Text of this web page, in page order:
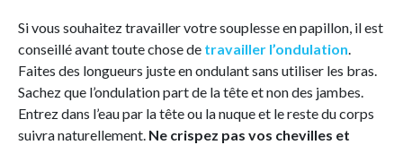
Si vous souhaitez travailler votre souplesse en papillon, il est
conseillé avant toute chose de travailler l’ondulation.
Faites des longueurs juste en ondulant sans utiliser les bras.
Sachez que l’ondulation part de la tête et non des jambes.
Entrez dans l’eau par la tête ou la nuque et le reste du corps
suivra naturellement. Ne crispez pas vos chevilles et